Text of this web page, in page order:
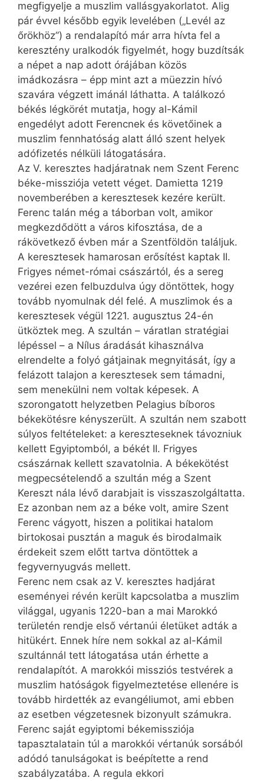
megfigyelje a muszlim vallásgyakorlatot. Alig
pár évvel később egyik levelében („Levél az
őrökhöz”) a rendalapító már arra hívta fel a
keresztény uralkodók figyelmét, hogy buzdítsák
a népet a nap adott órájában közös
imádkozásra – épp mint azt a müezzin hívó
szavára végzett imánál láthatta. A találkozó
békés légkörét mutatja, hogy al-Kámil
engedélyt adott Ferencnek és követőinek a
muszlim fennhatóság alatt álló szent helyek
adófizetés nélküli látogatására.
Az V. keresztes hadjáratnak nem Szent Ferenc
béke-misszió­­ja vetett véget. Damietta 1219
novemberében a keresztesek kezére került.
Ferenc talán még a táborban volt, amikor
megkezdődött a város kifosztása, de a
rákövetkező évben már a Szentföldön találjuk.
A keresztesek hamarosan erősítést kaptak II.
Frigyes német-római császártól, és a sereg
vezérei ezen felbuzdulva úgy döntöttek, hogy
tovább nyomulnak dél felé. A muszlimok és a
keresztesek végül 1221. augusztus 24-én
ütköztek meg. A szultán – váratlan stratégiai
lépéssel – a Nílus áradását kihasználva
elrendelte a folyó gátjainak megnyitását, így a
felázott talajon a keresztesek sem támadni,
sem menekülni nem voltak képesek. A
szorongatott helyzetben Pelagius bíboros
békekötésre kényszerült. A szultán nem szabott
súlyos feltételeket: a kereszteseknek távozniuk
kellett Egyiptomból, a békét II. Frigyes
császárnak kellett szavatolnia. A békekötést
megpecsételendő a szultán még a Szent
Kereszt nála lévő darabjait is visszaszolgáltatta.
Ez azonban nem az a béke volt, amire Szent
Ferenc vágyott, hiszen a politikai hatalom
birtokosai pusztán a maguk és birodalmaik
érdekeit szem előtt tartva döntöttek a
fegyvernyugvás mellett.
Ferenc nem csak az V. keresztes hadjárat
eseményei révén került kapcsolatba a musz­lim
világgal, ugyanis 1220-ban a mai Marokkó
területén rendje első vértanúi életüket adták a
hitükért. Ennek híre nem sokkal az al-Kámil
szultánnál tett látogatása után érhette a
rendalapítót. A marokkói missziós testvérek a
muszlim hatóságok figyelmeztetése ellenére is
tovább hirdették az evangéliumot, ami ebben
az esetben végzetesnek bizonyult számukra.
Ferenc saját egyiptomi békemissziója
tapasztalatain túl a marokkói vértanúk sorsából
adódó tanulságokat is beépítette a rend
szabályzatába. A regula ekkori